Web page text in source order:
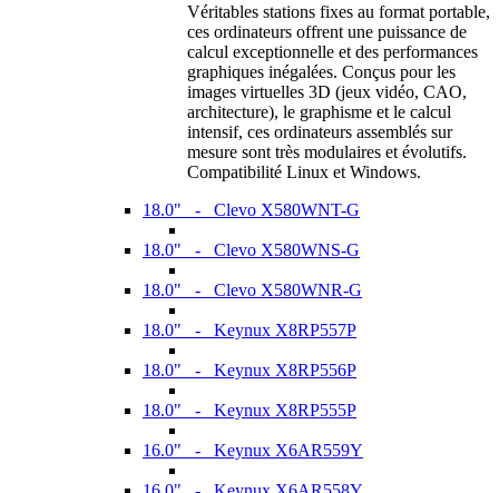
Véritables stations fixes au format portable,
ces ordinateurs offrent une puissance de
calcul exceptionnelle et des performances
graphiques inégalées. Conçus pour les
images virtuelles 3D (jeux vidéo, CAO,
architecture), le graphisme et le calcul
intensif, ces ordinateurs assemblés sur
mesure sont très modulaires et évolutifs.
Compatibilité Linux et Windows.
18.0" - Clevo X580WNT-G
18.0" - Clevo X580WNS-G
18.0" - Clevo X580WNR-G
18.0" - Keynux X8RP557P
18.0" - Keynux X8RP556P
18.0" - Keynux X8RP555P
16.0" - Keynux X6AR559Y